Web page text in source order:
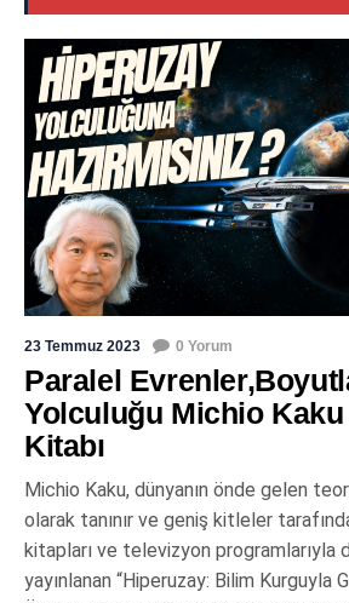
23 Temmuz 2023 0 Yorum
Paralel
Yolculuğu Michio
Kitabı
Michio Kaku, dünyanın önde gelen
olarak tanınır ve geniş kitleler
kitapları ve televizyon programlarıyla
yayınlanan “Hiperuzay: Bilim Kurguyla